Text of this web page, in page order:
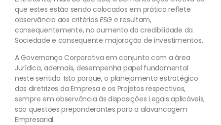
que estes estão sendo colocados em prática reflete
observância aos critérios ESG e resultam,
consequentemente, no aumento da credibilidade da
Sociedade e consequente majoração de investimentos.
A Governança Corporativa em conjunto com a área
Jurídica, ademais, desempenha papel fundamental
neste sentido. Isto porque, o planejamento estratégico
das diretrizes da Empresa e os Projetos respectivos,
sempre em observância às disposições Legais aplicáveis,
são questões preponderantes para a alavancagem
Empresarial.